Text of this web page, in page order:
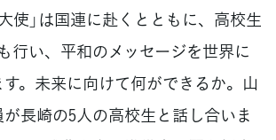
使」は国連に赴くとともに、高校生
行い、平和のメッセージを世界に
。未来に向けて何ができるか。山
長崎の5人の高校生と話し合いま